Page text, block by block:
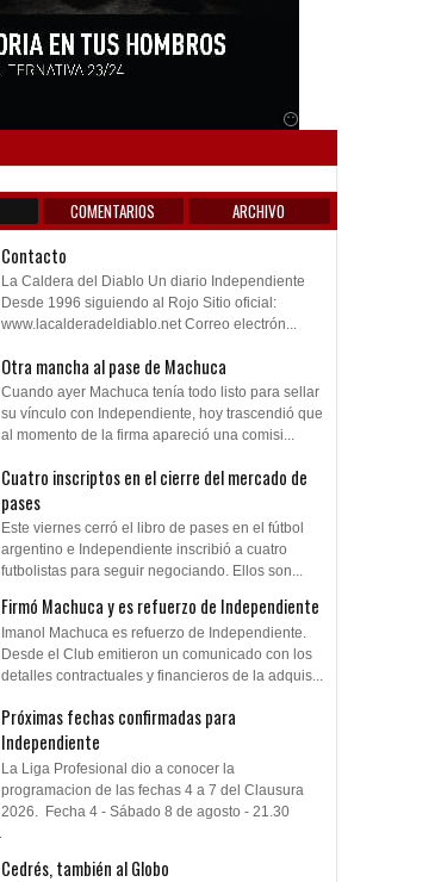
COMENTARIOS ARCHIVO
Contacto
La Caldera del Diablo Un diario Independiente
Desde 1996 siguiendo al Rojo Sitio oficial:
www.lacalderadeldiablo.net Correo electrón...
Otra mancha al pase de Machuca
Cuando ayer Machuca tenía todo listo para sellar
su vínculo con Independiente, hoy trascendió que
al momento de la firma apareció una comisi...
Cuatro inscriptos en el cierre del mercado de
pases
Este viernes cerró el libro de pases en el fútbol
argentino e Independiente inscribió a cuatro
futbolistas para seguir negociando. Ellos son...
Firmó Machuca y es refuerzo de Independiente
Imanol Machuca es refuerzo de Independiente.
Desde el Club emitieron un comunicado con los
detalles contractuales y financieros de la adquis...
Próximas fechas confirmadas para
Independiente
La Liga Profesional dio a conocer la
programacion de las fechas 4 a 7 del Clausura
2026. Fecha 4 - Sábado 8 de agosto - 21.30
Cedrés, también al Globo